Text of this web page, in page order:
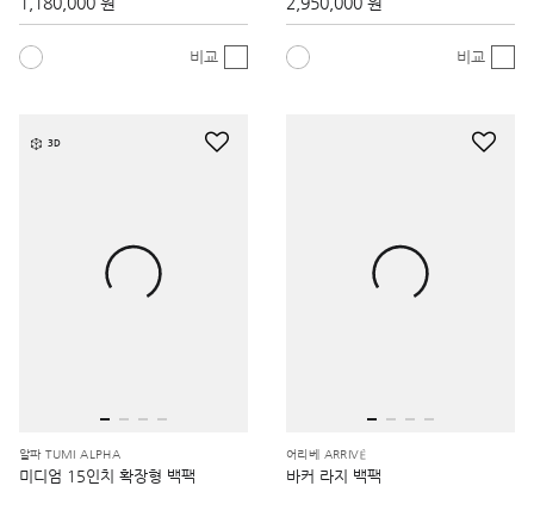
비교 비교
3D
알파 TUMI ALPHA
미디엄 15인치 확장형 백팩
어리베 ARRIVÉ
바커 라지 백팩